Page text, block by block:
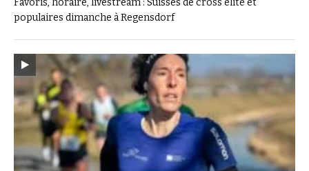
Favoris, horaire, livestream : Suisses de cross élite et
populaires dimanche à Regensdorf